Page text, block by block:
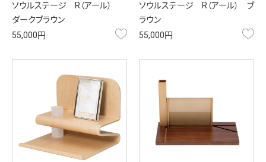
ソウルステージ R（アール）
ダークブラウン
55,000円
お気に入り
ソウルステージ R（アール） ブ
ラウン
55,000円